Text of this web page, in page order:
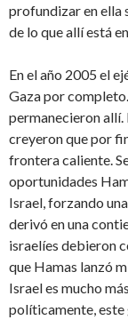
profundizar en ella
de lo que allí está
En el año 2005 el
Gaza por
permanecieron allí.
creyeron que por
frontera caliente.
oportunidades
Israel, forzando
derivó en una
israelíes debieron
que Hamas lanzó
Israel es mucho
políticamente, este